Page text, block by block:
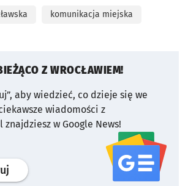
komunikacja miejska
Z WROCŁAWIEM!
aby wiedzieć, co dzieje się we
wiadomości z
w Google News!
profil serwisu